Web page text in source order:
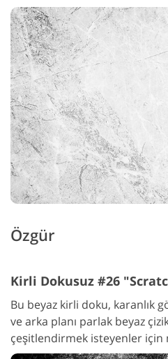
Özgür
Kirli Dokusuz #26
Bu beyaz kirli doku, karanlık
ve arka planı parlak beyaz
çeşitlendirmek isteyenler için